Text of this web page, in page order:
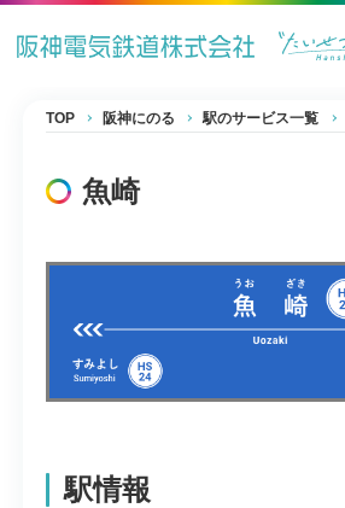
TOP 阪神にのる 駅のサービス一覧
魚崎
駅情報